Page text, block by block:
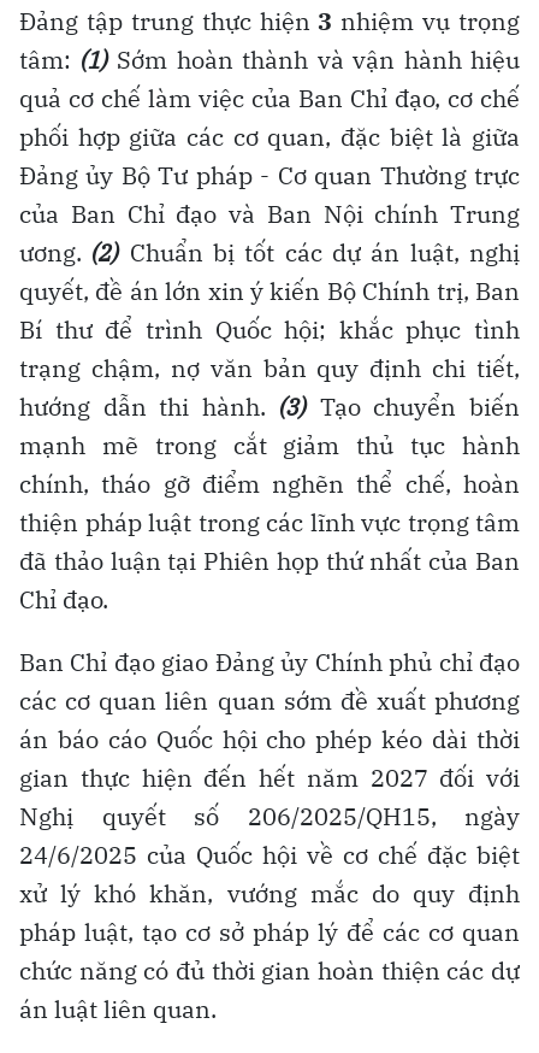
Đảng tập trung thực hiện3 nhiệm vụ trọng
tâm: (1)Sớm hoàn thành và vận hành hiệu
quả cơ chế làm việc của Ban Chỉ đạo, cơ chế
phối hợp giữa các cơ quan, đặc biệt là giữa
Đảng ủy Bộ Tư pháp - Cơ quan Thường trực
của Ban Chỉ đạo và Ban Nội chính Trung
ương. (2)Chuẩn bị tốt các dự án luật, nghị
quyết, đề án lớn xin ý kiến Bộ Chính trị, Ban
Bí thư để trình Quốc hội; khắc phục tình
trạng chậm, nợ văn bản quy định chi tiết,
hướng dẫn thi hành. (3)Tạo chuyển biến
mạnh mẽ trong cắt giảm thủ tục hành
chính, tháo gỡ điểm nghẽn thể chế, hoàn
thiện pháp luật trong các lĩnh vực trọng tâm
đã thảo luận tại Phiên họp thứ nhất của Ban
Chỉ đạo.
Ban Chỉ đạo giao Đảng ủy Chính phủ chỉ đạo
các cơ quan liên quan sớm đề xuất phương
án báo cáo Quốc hội cho phép kéo dài thời
gian thực hiện đến hết năm 2027 đối với
Nghị quyết số 206/2025/QH15, ngày
24/6/2025 của Quốc hội về cơ chế đặc biệt
xử lý khó khăn, vướng mắc do quy định
pháp luật, tạo cơ sở pháp lý để các cơ quan
chức năng có đủ thời gian hoàn thiện các dự
án luật liên quan.